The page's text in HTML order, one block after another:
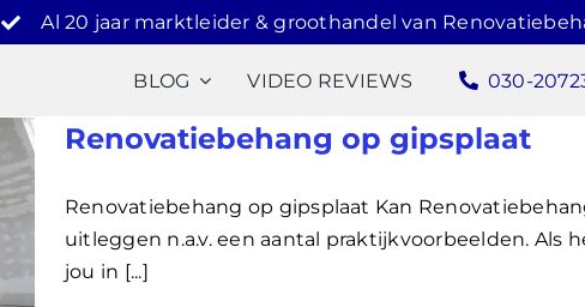
Al 20 jaar marktleider & groothandel van
BLOG VIDEO REVIEWS 030-
Renovatiebehang op gipsplaat
Renovatiebehang op gipsplaat Kan
uitleggen n.a.v. een aantal praktijkvoorbeelden. Als
jou in [...]